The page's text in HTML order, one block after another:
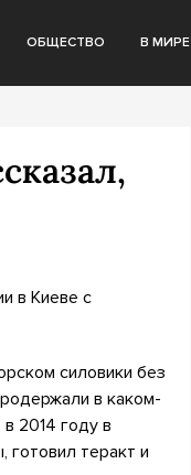
ОБЩЕСТВО В МИРЕ
в Киеве с
силовики без
в каком-
2014 году в
готовил теракт и